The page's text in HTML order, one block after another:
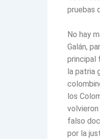
pruebas
No hay
Galán,
principal
la patria
los
falso
por la